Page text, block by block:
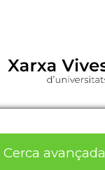
Cerca avançada